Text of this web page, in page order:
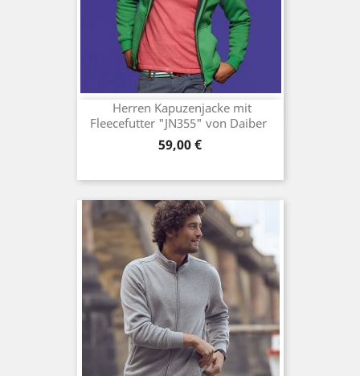
Herren Kapuzenjacke mit
Fleecefutter "JN355" von Daiber
Preis
59,00 €